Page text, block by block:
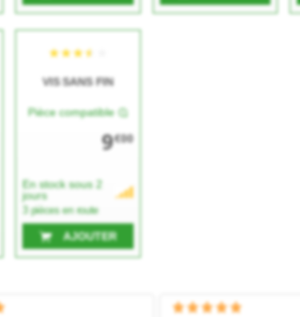
VIS SANS FIN
Pièce compatible
9€00
En stock sous 2
jours
3 pièces en route
AJOUTER